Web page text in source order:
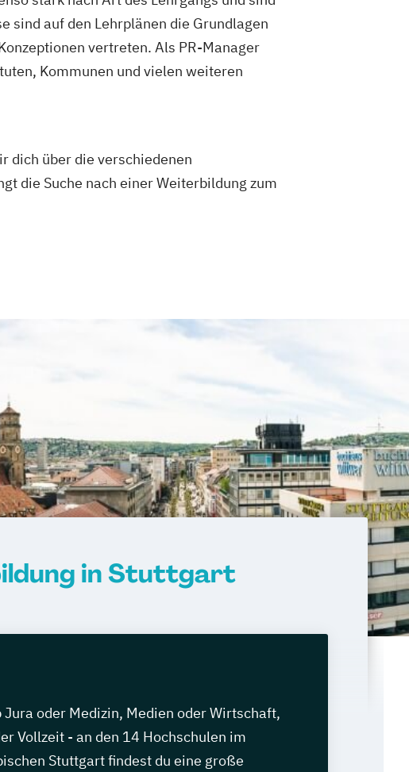
sind auf den Lehrplänen die Grundlagen
vertreten. Als PR-Manager
Kommunen und vielen weiteren
dich über die verschiedenen
die Suche nach einer Weiterbildung zum
in Stuttgart
Jura oder Medizin, Medien oder Wirtschaft,
Vollzeit - an den 14 Hochschulen im
Stuttgart findest du eine große